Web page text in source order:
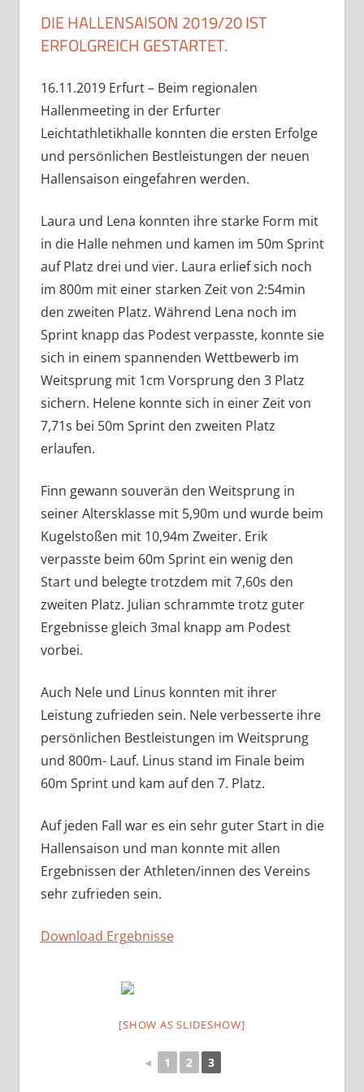
DIE HALLENSAISON 2019/20 IST
ERFOLGREICH GESTARTET.
16.11.2019 Erfurt – Beim regionalen
Hallenmeeting in der Erfurter
Leichtathletikhalle konnten die ersten Erfolge
und persönlichen Bestleistungen der neuen
Hallensaison eingefahren werden.
Laura und Lena konnten ihre starke Form mit
in die Halle nehmen und kamen im 50m Sprint
auf Platz drei und vier. Laura erlief sich noch
im 800m mit einer starken Zeit von 2:54min
den zweiten Platz. Während Lena noch im
Sprint knapp das Podest verpasste, konnte sie
sich in einem spannenden Wettbewerb im
Weitsprung mit 1cm Vorsprung den 3 Platz
sichern. Helene konnte sich in einer Zeit von
7,71s bei 50m Sprint den zweiten Platz
erlaufen.
Finn gewann souverän den Weitsprung in
seiner Altersklasse mit 5,90m und wurde beim
Kugelstoßen mit 10,94m Zweiter. Erik
verpasste beim 60m Sprint ein wenig den
Start und belegte trotzdem mit 7,60s den
zweiten Platz. Julian schrammte trotz guter
Ergebnisse gleich 3mal knapp am Podest
vorbei.
Auch Nele und Linus konnten mit ihrer
Leistung zufrieden sein. Nele verbesserte ihre
persönlichen Bestleistungen im Weitsprung
und 800m- Lauf. Linus stand im Finale beim
60m Sprint und kam auf den 7. Platz.
Auf jeden Fall war es ein sehr guter Start in die
Hallensaison und man konnte mit allen
Ergebnissen der Athleten/innen des Vereins
sehr zufrieden sein.
Download Ergebnisse
[SHOW AS SLIDESHOW]
◄ 1 2 3